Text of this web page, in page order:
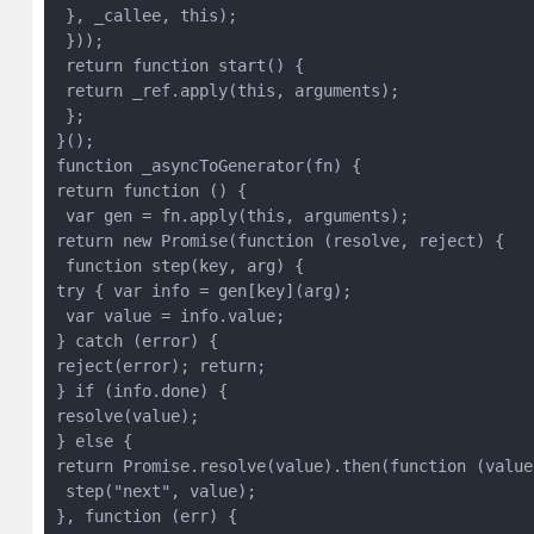
}, _callee, this);
}));
return function start() {
return _ref.apply(this, arguments);
};
}();
function _asyncToGenerator(fn) {
return function () {
var gen = fn.apply(this, arguments);
return new Promise(function (resolve, reject) {
function step(key, arg) {
try { var info = gen[key](arg);
var value = info.value;
} catch (error) {
reject(error); return;
} if (info.done) {
resolve(value);
} else {
return Promise.resolve(value).then(function
step("next", value);
}, function (err) {